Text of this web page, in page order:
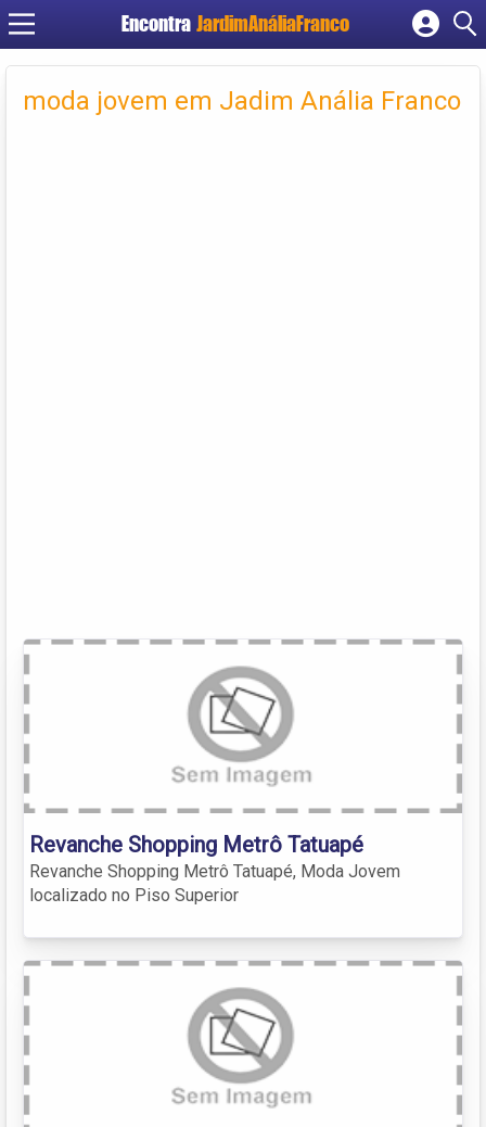
Encontra JardimAnáliaFranco
Cadastrar empresa
Criar conta
moda jovem em Jadim Anália Franco
Revanche Shopping Metrô Tatuapé
Revanche Shopping Metrô Tatuapé, Moda Jovem
localizado no Piso Superior